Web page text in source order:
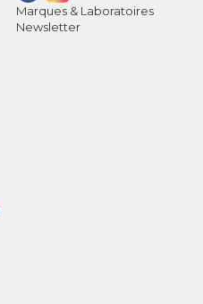
Marques & Laboratoires
Newsletter